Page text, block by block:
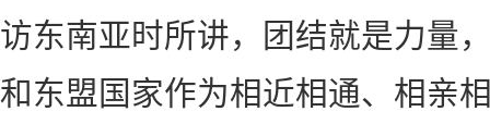
访东南亚时所讲，团结就是力量
和东盟国家作为相近相通、相亲